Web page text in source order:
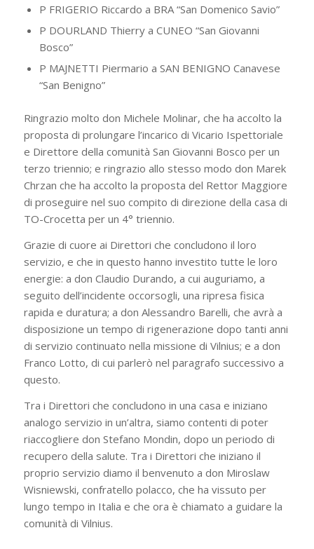
P FRIGERIO Riccardo a BRA “San Domenico Savio”
P DOURLAND Thierry a CUNEO “San Giovanni
Bosco”
P MAJNETTI Piermario a SAN BENIGNO Canavese
“San Benigno”
Ringrazio molto don Michele Molinar, che ha accolto la
proposta di prolungare l’incarico di Vicario Ispettoriale
e Direttore della comunità San Giovanni Bosco per un
terzo triennio; e ringrazio allo stesso modo don Marek
Chrzan che ha accolto la proposta del Rettor Maggiore
di proseguire nel suo compito di direzione della casa di
TO-Crocetta per un 4° triennio.
Grazie di cuore ai Direttori che concludono il loro
servizio, e che in questo hanno investito tutte le loro
energie: a don Claudio Durando, a cui auguriamo, a
seguito dell’incidente occorsogli, una ripresa fisica
rapida e duratura; a don Alessandro Barelli, che avrà a
disposizione un tempo di rigenerazione dopo tanti anni
di servizio continuato nella missione di Vilnius; e a don
Franco Lotto, di cui parlerò nel paragrafo successivo a
questo.
Tra i Direttori che concludono in una casa e iniziano
analogo servizio in un’altra, siamo contenti di poter
riaccogliere don Stefano Mondin, dopo un periodo di
recupero della salute. Tra i Direttori che iniziano il
proprio servizio diamo il benvenuto a don Miroslaw
Wisniewski, confratello polacco, che ha vissuto per
lungo tempo in Italia e che ora è chiamato a guidare la
comunità di Vilnius.